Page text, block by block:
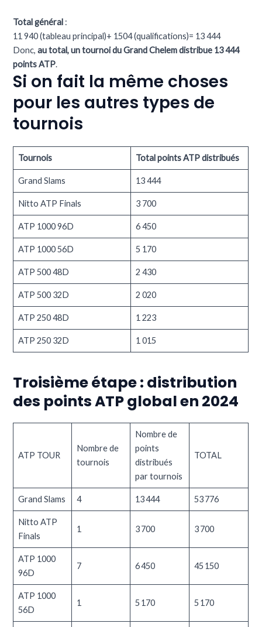
Total général :
11 940 (tableau principal)+ 1504 (qualifications)= 13 444
Donc,au total, un tournoi du Grand Chelem distribue 13 444
points ATP.
Si on fait la même choses
pour les autres types de
tournois
Tournois Total points ATP distribués
Grand Slams 13 444
Nitto ATP Finals 3 700
ATP 1000 96D 6 450
ATP 1000 56D 5 170
ATP 500 48D 2 430
ATP 500 32D 2 020
ATP 250 48D 1 223
ATP 250 32D 1 015
Troisième étape : distribution
des points ATP global en 2024
ATP TOUR
Nombre de
tournois
Nombre de
points
distribués
par tournois
TOTAL
Grand Slams 4 13 444 53 776
Nitto ATP
Finals
1 3 700 3 700
ATP 1000
96D
7 6 450 45 150
ATP 1000
56D
1 5 170 5 170